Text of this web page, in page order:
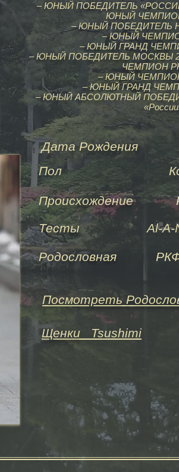
– ЮНЫЙ ПОБЕДИТЕЛЬ
ЮНЫЙ
– ЮНЫЙ ПОБЕДИТЕЛЬ
– ЮНЫЙ
– ЮНЫЙ ГРАНД
– ЮНЫЙ ПОБЕДИТЕЛЬ МОСКВЫ
ЧЕМПИОН
– ЮНЫЙ
– ЮНЫЙ ГРАНД
– ЮНЫЙ АБСОЛЮТНЫЙ
Дата Рождения
Пол
Происхождение
Тесты Al-A-
Родословная РКФ/
Посмотреть
Щенки Tsushimi